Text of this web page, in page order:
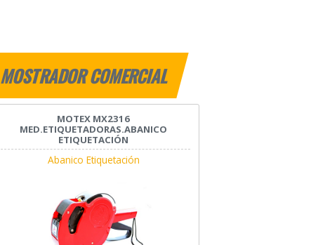
MOSTRADOR COMERCIAL
MOTEX MX2316
MED.ETIQUETADORAS.ABANICO
ETIQUETACIÓN
Abanico Etiquetación